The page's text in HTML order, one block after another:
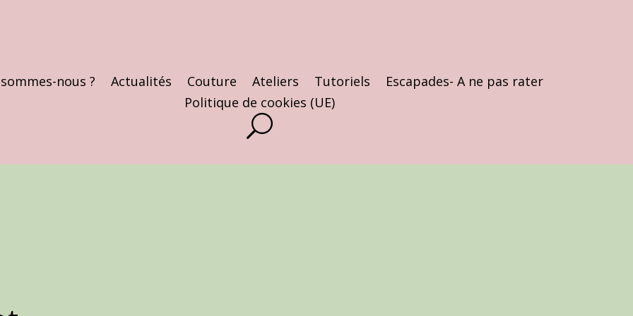
nous ? Actualités Couture Ateliers Tutoriels
Escapades- A ne pas rater
Politique de cookies (UE)